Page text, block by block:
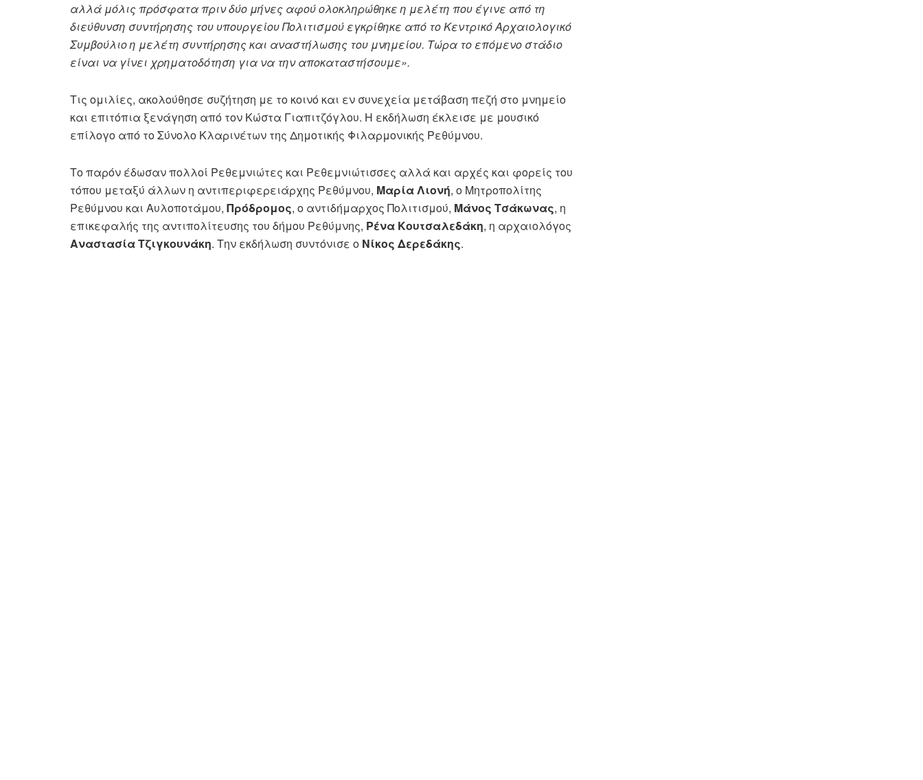
αλλά μόλις πρόσφατα πριν δύο μήνες αφού ολοκληρώθηκε η μελέτη που έγινε από τη
διεύθυνση συντήρησης του υπουργείου Πολιτισμού εγκρίθηκε από το Κεντρικό Αρχαιολογικό
Συμβούλιο η μελέτη συντήρησης και αναστήλωσης του μνημείου. Τώρα το επόμενο στάδιο
είναι να γίνει χρηματοδότηση για να την αποκαταστήσουμε».
Τις ομιλίες, ακολούθησε συζήτηση με το κοινό και εν συνεχεία μετάβαση πεζή στο μνημείο
και επιτόπια ξενάγηση από τον Κώστα Γιαπιτζόγλου. Η εκδήλωση έκλεισε με μουσικό
επίλογο από το Σύνολο Κλαρινέτων της Δημοτικής Φιλαρμονικής Ρεθύμνου.
Το παρόν έδωσαν πολλοί Ρεθεμνιώτες και Ρεθεμνιώτισσες αλλά και αρχές και φορείς του
τόπου μεταξύ άλλων η αντιπεριφερειάρχης Ρεθύμνου, Μαρία Λιονή, ο Μητροπολίτης
Ρεθύμνου και Αυλοποτάμου, Πρόδρομος, ο αντιδήμαρχος Πολιτισμού, Μάνος Τσάκωνας, η
επικεφαλής της αντιπολίτευσης του δήμου Ρεθύμνης, Ρένα Κουτσαλεδάκη, η αρχαιολόγος
Αναστασία Τζιγκουνάκη. Την εκδήλωση συντόνισε ο Νίκος Δερεδάκης.